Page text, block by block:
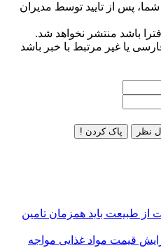
پس از تایید توسط مدیران
باشد منتشر نخواهد شد.
یا غیر مرتبط با خبر باشد
نظر پاک کردن !
طبیعت باید همزمان تامین
قیمت مواد غذایی مواجه